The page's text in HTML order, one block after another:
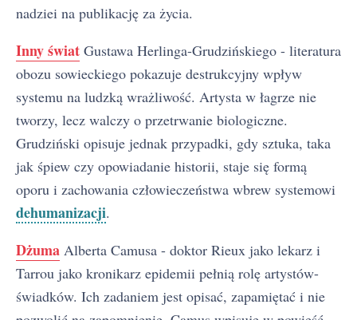
nadziei na publikację za życia.
Inny świat Gustawa Herlinga-Grudzińskiego - literatura
obozu sowieckiego pokazuje destrukcyjny wpływ
systemu na ludzką wrażliwość. Artysta w łagrze nie
tworzy, lecz walczy o przetrwanie biologiczne.
Grudziński opisuje jednak przypadki, gdy sztuka, taka
jak śpiew czy opowiadanie historii, staje się formą
oporu i zachowania człowieczeństwa wbrew systemowi
dehumanizacji.
Dżuma Alberta Camusa - doktor Rieux jako lekarz i
Tarrou jako kronikarz epidemii pełnią rolę artystów-
świadków. Ich zadaniem jest opisać, zapamiętać i nie